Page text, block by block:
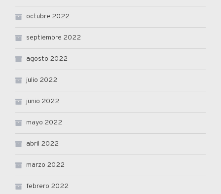
octubre 2022
septiembre 2022
agosto 2022
julio 2022
junio 2022
mayo 2022
abril 2022
marzo 2022
febrero 2022